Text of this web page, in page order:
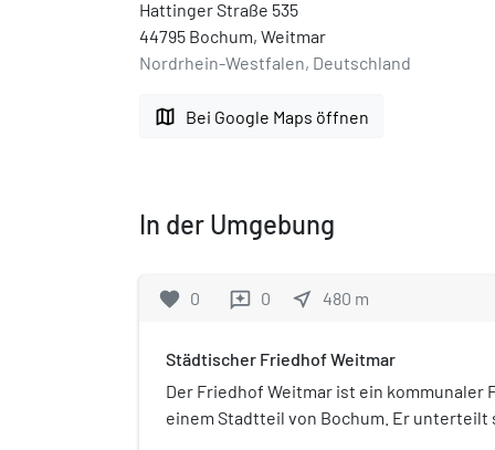
Hattinger Straße 535
44795 Bochum, Weitmar
Nordrhein-Westfalen, Deutschland
map Bei Google Maps öffnen
In der Umgebung
favorite 0 reviews 0 near_me 480 m
Städtischer Friedhof Weitmar
Der Friedhof Weitmar ist ein kommunaler
einem Stadtteil von Bochum. Er unterteilt